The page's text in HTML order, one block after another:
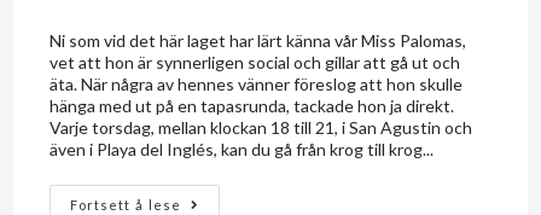
Ni som vid det här laget har lärt känna vår Miss Palomas,
vet att hon är synnerligen social och gillar att gå ut och
äta. När några av hennes vänner föreslog att hon skulle
hänga med ut på en tapasrunda, tackade hon ja direkt.
Varje torsdag, mellan klockan 18 till 21, i San Agustin och
även i Playa del Inglés, kan du gå från krog till krog...
Fortsett å lese